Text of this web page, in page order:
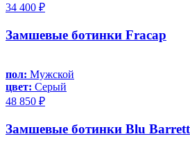
34 400 ₽
Замшевые ботинки Fracap
пол: Мужской
цвет: Серый
48 850 ₽
Замшевые ботинки Blu Barrett